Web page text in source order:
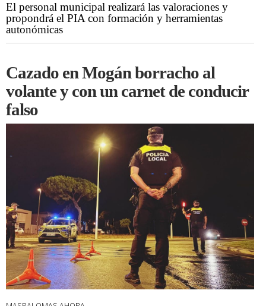
El personal municipal realizará las valoraciones y
propondrá el PIA con formación y herramientas
autonómicas
Cazado en Mogán borracho al
volante y con un carnet de conducir
falso